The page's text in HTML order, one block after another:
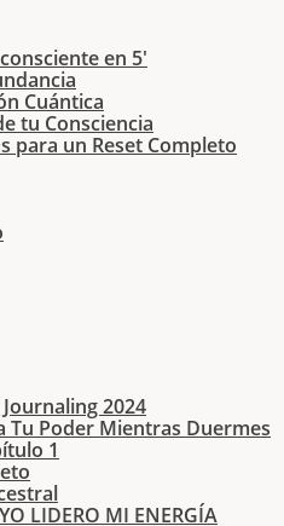
en 5′
Cuántica
tu Consciencia
para un Reset Completo
2024
Tu Poder Mientras Duermes
1
LIDERO MI ENERGÍA